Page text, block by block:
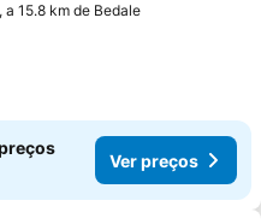
a 15.8 km de Bedale
Ver preços